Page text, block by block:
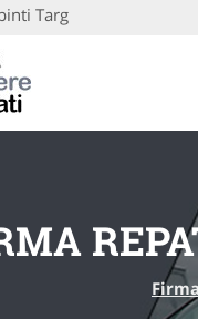
Targ